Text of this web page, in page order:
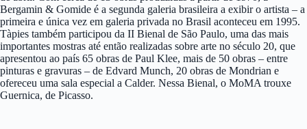
Bergamin & Gomide é a segunda galeria brasileira a exibir o artista – a
primeira e única vez em galeria privada no Brasil aconteceu em 1995.
Tàpies também participou da II Bienal de São Paulo, uma das mais
importantes mostras até então realizadas sobre arte no século 20, que
apresentou ao país 65 obras de Paul Klee, mais de 50 obras – entre
pinturas e gravuras – de Edvard Munch, 20 obras de Mondrian e
ofereceu uma sala especial a Calder. Nessa Bienal, o MoMA trouxe
Guernica, de Picasso.